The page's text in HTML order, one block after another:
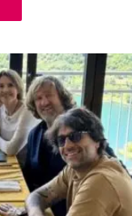
Benessere
Casa
Moda e Style
Mondo Mamma